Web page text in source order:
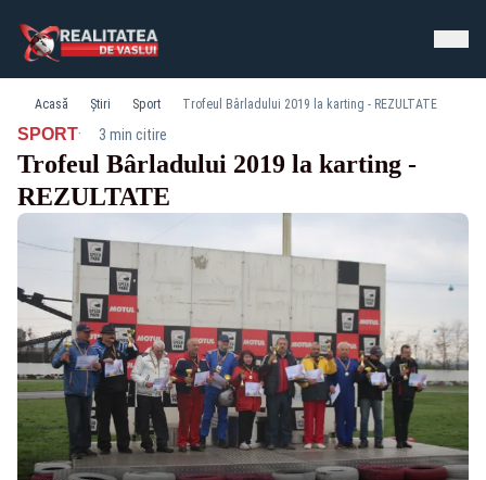
Acasă Știri Sport Trofeul Bârladului 2019 la karting - REZULTATE
SPORT· 3 min citire
Trofeul Bârladului 2019 la karting -
REZULTATE